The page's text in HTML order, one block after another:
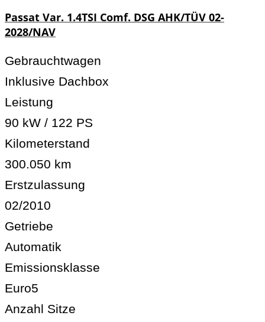
Passat Var. 1.4TSI Comf. DSG AHK/TÜV 02-
2028/NAV
Gebrauchtwagen
Inklusive Dachbox
Leistung
90 kW / 122 PS
Kilometerstand
300.050 km
Erstzulassung
02/2010
Getriebe
Automatik
Emissionsklasse
Euro5
Anzahl Sitze